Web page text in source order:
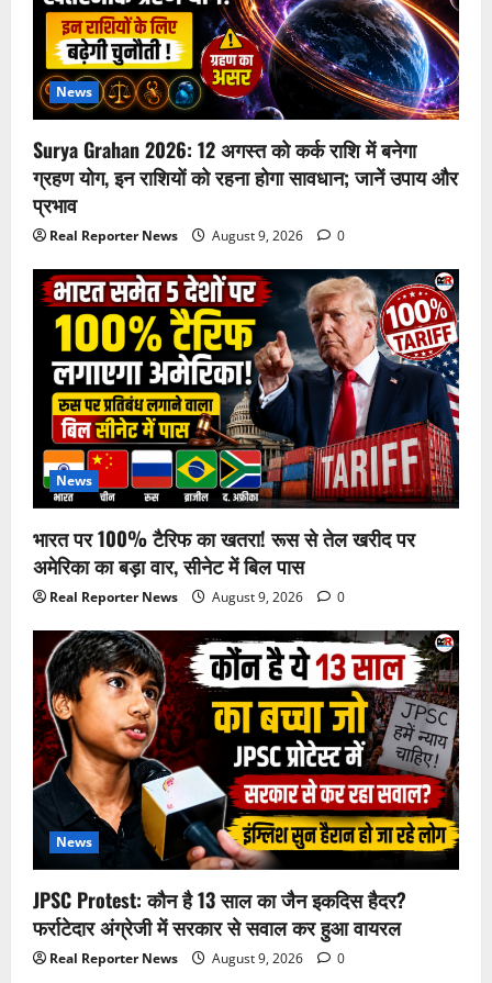
News
Surya Grahan 2026: 12 अगस्त को कर्क राशि में बनेगा
ग्रहण योग, इन राशियों को रहना होगा सावधान; जानें उपाय और
प्रभाव
Real Reporter News August 9, 2026 0
News
भारत पर 100% टैरिफ का खतरा! रूस से तेल खरीद पर
अमेरिका का बड़ा वार, सीनेट में बिल पास
Real Reporter News August 9, 2026 0
News
JPSC Protest: कौन है 13 साल का जैन इकदिस हैदर?
फर्राटेदार अंग्रेजी में सरकार से सवाल कर हुआ वायरल
Real Reporter News August 9, 2026 0